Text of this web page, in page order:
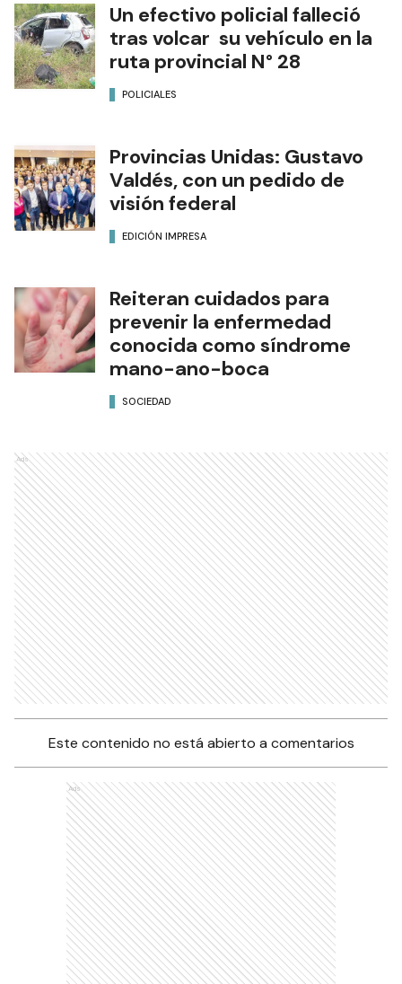
Un efectivo policial falleció
tras volcar su vehículo en la
ruta provincial N° 28
POLICIALES
Provincias Unidas: Gustavo
Valdés, con un pedido de
visión federal
EDICIÓN IMPRESA
Reiteran cuidados para
prevenir la enfermedad
conocida como síndrome
mano-ano-boca
SOCIEDAD
Ads
Este contenido no está abierto a comentarios
Ads